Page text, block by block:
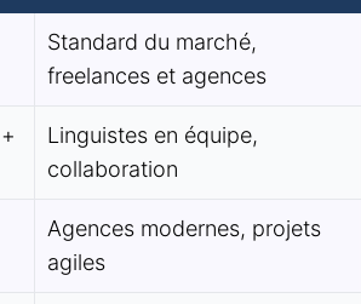
Standard du marché,
freelances et agences
Linguistes en équipe,
collaboration
Agences modernes, projets
agiles